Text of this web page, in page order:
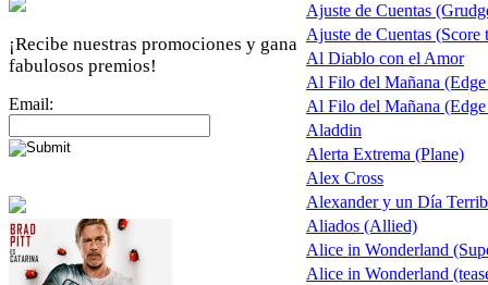
¡Recibe nuestras promociones y gana
fabulosos premios!
Email:
Ajuste de Cuentas
Ajuste de Cuentas (Score
Al Diablo con el Amor
Al Filo del Mañana
Al Filo del Mañana
Aladdin
Alerta Extrema (Plane)
Alex Cross
Alexander y un Día
Aliados (Allied)
Alice in Wonderland
Alice in Wonderland